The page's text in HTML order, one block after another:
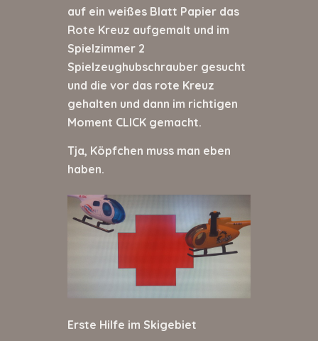
auf ein weißes Blatt Papier das
Rote Kreuz aufgemalt und im
Spielzimmer 2
Spielzeughubschrauber gesucht
und die vor das rote Kreuz
gehalten und dann im richtigen
Moment CLICK gemacht.
Tja, Köpfchen muss man eben
haben.
Erste Hilfe im Skigebiet